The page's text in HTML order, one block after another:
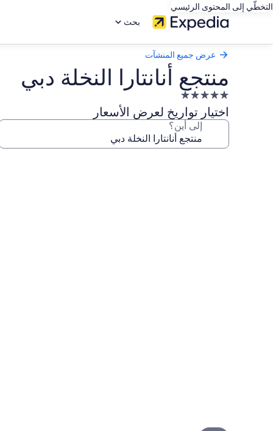
التخطّي إلى المحتوى الرئيسي
بحث
عرض جميع المنشآت
منتجع أنانتارا النخلة دبي
منشأة
فندقية
مصنفة
5.0
اختيار تواريخ لعرض الأسعار
إلى أين؟